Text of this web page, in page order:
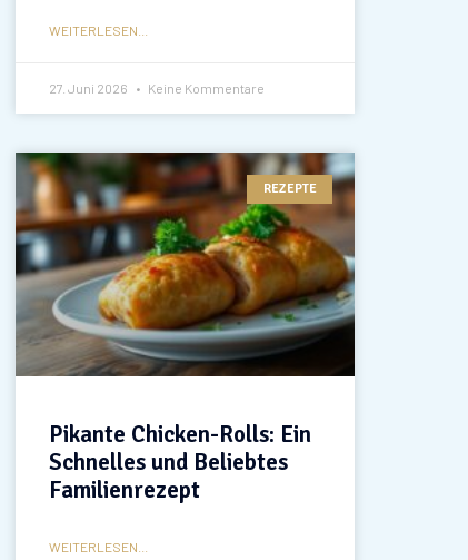
WEITERLESEN...
27. Juni 2026 Keine Kommentare
REZEPTE
Pikante Chicken-Rolls: Ein
Schnelles und Beliebtes
Familienrezept
WEITERLESEN...